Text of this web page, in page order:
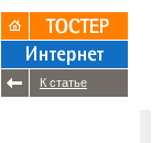
К статье